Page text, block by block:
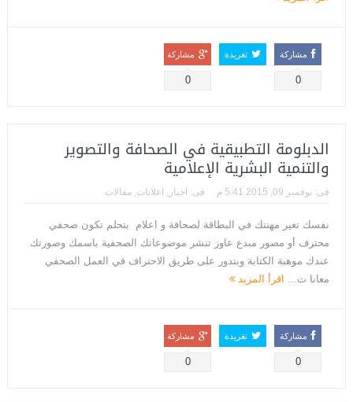
مشاركة
0
تغريدة مشاركة
0
الدبلومة التطبيقية في الصحافة والتصوير
والتنمية البشرية الإعلامية
فى: نوفمبر 09, 2015 5:41 م فى: اخبار اعلانات مقالات
‏نفسك تغير مهنتك في البطاقة لصحافة و اعلام‬ بتحلم تكون صحفي
محترف أو مصور مبدع ‫‏عاوز‬ تنشر موضوعاتك الصحفية باسمك وصورتك
عندك موهبة الكتابة وبتدور على طريق الاحتراف في العمل الصحفي
معانا ت...
اقرأ المزيد
مشاركة
0
تغريدة مشاركة
0